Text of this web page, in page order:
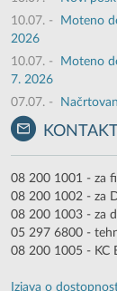
10.07. -
Moteno
2026
10.07. -
Moteno
7. 2026
07.07. -
KONTAKT
08 200 1001 - za
08 200 1002 - za
08 200 1003 - za
05 297 6800 -
08 200 1005 - KC
Izjava o